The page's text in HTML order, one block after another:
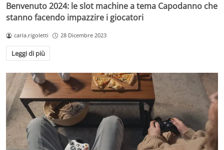
Benvenuto 2024: le slot machine a tema Capodanno che
stanno facendo impazzire i giocatori
carla.rigoletti 28 Dicembre 2023
Leggi di più